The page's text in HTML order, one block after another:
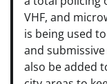
VHF, and
is being used
and
also be added